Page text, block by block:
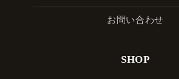
お問い合わせ
SHOP